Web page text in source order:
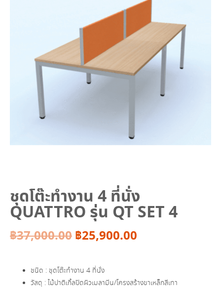
ชุดโต๊ะทำงาน 4 ที่นั่ง
QUATTRO รุ่น QT SET 4
฿37,000.00Original
was:
฿25,900.00
is:
ชนิด : ชุดโต๊ะทำงาน 4 ที่นั่ง
วัสดุ : ไม้ปาติเกิ้ลปิดผิวเมลามีน/โครงสร้างขาเหล็กสีเทา